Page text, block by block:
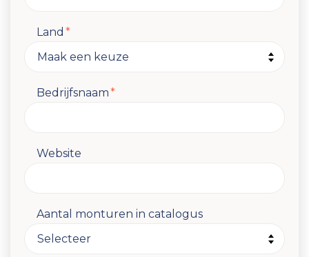
Land *
Bedrijfsnaam*
Website
Aantal monturen in catalogus